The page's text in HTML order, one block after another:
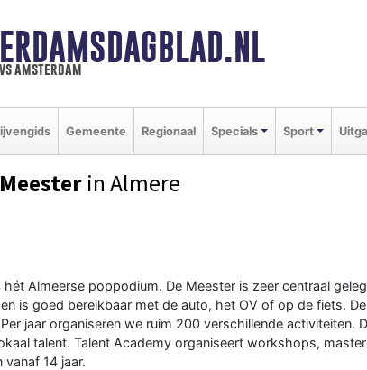
amsterdam
Gemeente Regionaal Specials Sport
in Almere
Almeerse poppodium. De Meester is zeer centraal
is goed bereikbaar met de auto, het OV of op de fiets.
jaar organiseren we ruim 200 verschillende activiteiten.
talent. Talent Academy organiseert workshops,
14 jaar.